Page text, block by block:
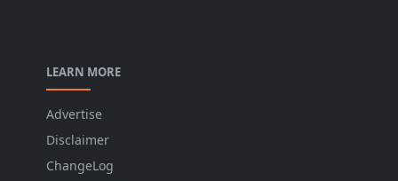
LEARN MORE
Advertise
Disclaimer
ChangeLog